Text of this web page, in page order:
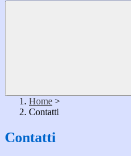
Home >
Contatti
Contatti